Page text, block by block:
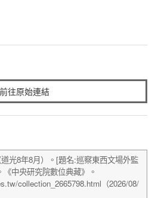
前往原始連結